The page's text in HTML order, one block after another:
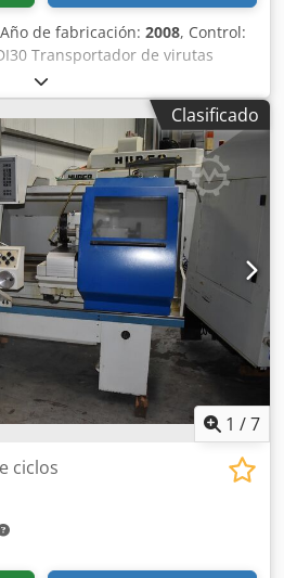
de fabricación: 2008, Control:
Transportador de virutas
Sauter, tipo revólver, para 8
Eje X: 280 mm Distancia entre
Röhm Duro, diámetro 200
sobre el carro: 230 mm
la base: 460 mm Diámetro del
de rotación del husillo: máx. 3100
570 kg Potencia del motor:
Dimensiones de la
– Ancho 1870 mm Peso de la
Clasificado
1 /7
ciclos